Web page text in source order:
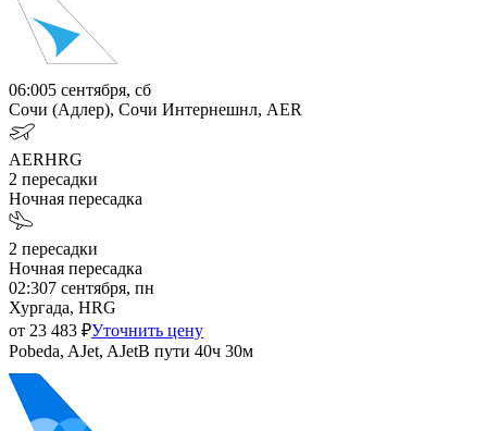
06:005 сентября, сб
Сочи (Адлер), Сочи Интернешнл, AER
AERHRG
2 пересадки
Ночная пересадка
2 пересадки
Ночная пересадка
02:307 сентября, пн
Хургада, HRG
от 23 483 ₽Уточнить цену
Pobeda, AJet, AJetВ пути 40ч 30м